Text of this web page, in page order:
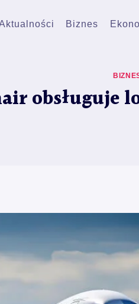
Biznes
obsługuje